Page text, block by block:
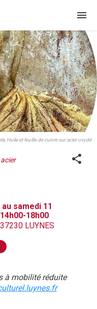
menu
Huile et feuille de cuivre sur acier oxydé
share
samedi 11
18h00
LUYNES
à mobilité réduite